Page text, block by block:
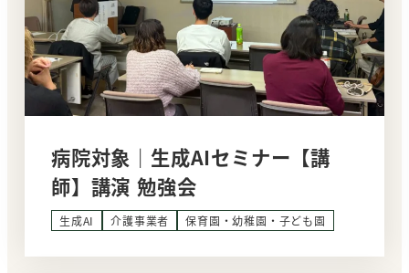
病院対象｜生成AIセミナー【講
師】講演 勉強会
生成AI 介護事業者 保育園・幼稚園・子ども園